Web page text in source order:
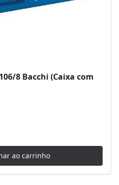
8 Bacchi (Caixa com
ao carrinho